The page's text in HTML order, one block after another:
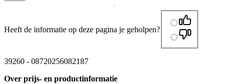
Heeft de informatie op deze pagina je geholpen?
39260 - 08720256082187
Over prijs- en productinformatie